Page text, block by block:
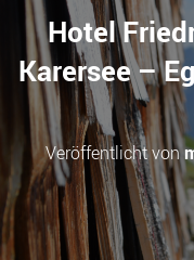
Hotel
Karersee –
Veröffentlicht von